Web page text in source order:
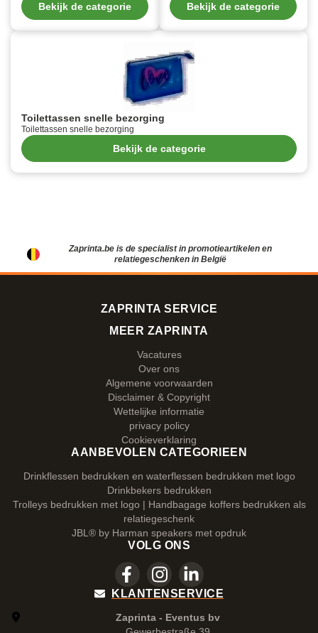
Bekijk de categorie Bekijk de categorie
Toilettassen snelle bezorging
Toilettassen snelle bezorging
Bekijk de categorie
Zaprinta.be is de specialist in promotieartikelen en
relatiegeschenken in België
ZAPRINTA SERVICE
MEER ZAPRINTA
Vacatures
Over ons
Algemene voorwaarden
Disclaimer & Copyright
Wettelijke informatie
privacy policy
Cookieverklaring
AANBEVOLEN CATEGORIEEN
Drinkflessen bedrukken en waterflessen bedrukken met logo
Drinkbekers bedrukken
Trolleys bedrukken met logo | Handbagage koffers bedrukken als
relatiegeschenk
JBL® by Harman speakers met opdruk
VOLG ONS
KLANTENSERVICE
Zaprinta - Eventus bv